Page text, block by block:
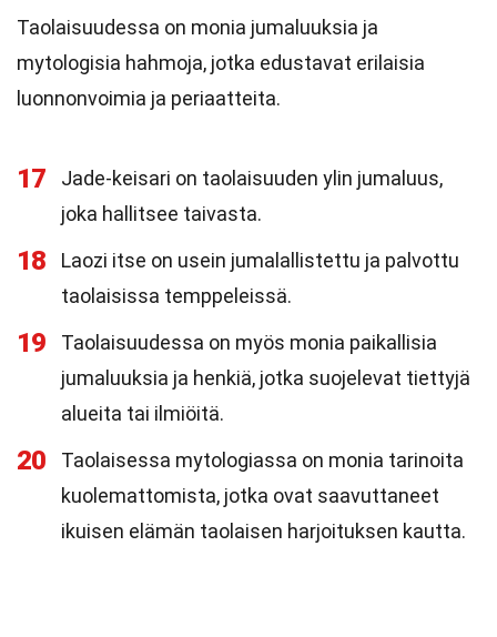
Taolaisuudessa on monia jumaluuksia ja
mytologisia hahmoja, jotka edustavat erilaisia
luonnonvoimia ja periaatteita.
17
Jade-keisari on taolaisuuden ylin jumaluus,
joka hallitsee taivasta.
18
Laozi itse on usein jumalallistettu ja palvottu
taolaisissa temppeleissä.
19
Taolaisuudessa on myös monia paikallisia
jumaluuksia ja henkiä, jotka suojelevat tiettyjä
alueita tai ilmiöitä.
20
Taolaisessa mytologiassa on monia tarinoita
kuolemattomista, jotka ovat saavuttaneet
ikuisen elämän taolaisen harjoituksen kautta.